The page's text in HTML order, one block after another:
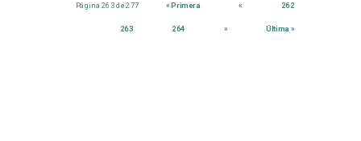
Página 263 de 277 « Primera « 262
263 264 » Última »